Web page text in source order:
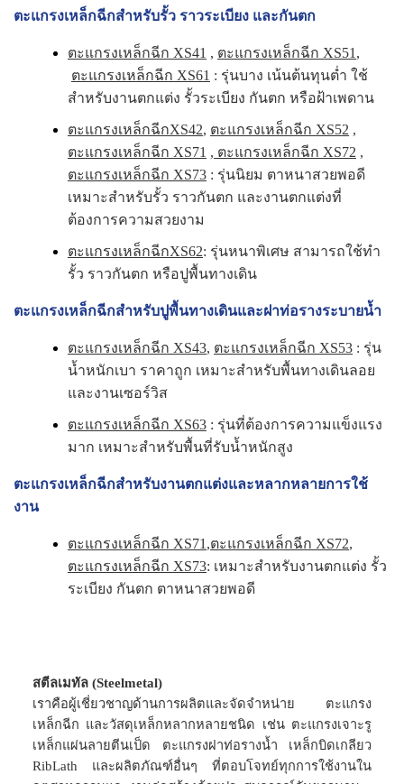
ตะแกรงเหล็กฉีกสำหรับรั้ว ราวระเบียง และกันตก
ตะแกรงเหล็กฉีก XS41 , ตะแกรงเหล็กฉีก XS51 ,
ตะแกรงเหล็กฉีก XS61 : รุ่นบาง เน้นต้นทุนต่ำ ใช้
สำหรับงานตกแต่ง รั้วระเบียง กันตก หรือฝ้าเพดาน
ตะแกรงเหล็กฉีกXS42, ตะแกรงเหล็กฉีก XS52 ,
ตะแกรงเหล็กฉีก XS71 , ตะแกรงเหล็กฉีก XS72 ,
ตะแกรงเหล็กฉีก XS73 : รุ่นนิยม ตาหนาสวยพอดี
เหมาะสำหรับรั้ว ราวกันตก และงานตกแต่งที่
ต้องการความสวยงาม
ตะแกรงเหล็กฉีกXS62: รุ่นหนาพิเศษ สามารถใช้ทำ
รั้ว ราวกันตก หรือปูพื้นทางเดิน
ตะแกรงเหล็กฉีกสำหรับปูพื้นทางเดินและฝาท่อรางระบายน้ำ
ตะแกรงเหล็กฉีก XS43, ตะแกรงเหล็กฉีก XS53 : รุ่น
น้ำหนักเบา ราคาถูก เหมาะสำหรับพื้นทางเดินลอย
และงานเซอร์วิส
ตะแกรงเหล็กฉีก XS63 : รุ่นที่ต้องการความแข็งแรง
มาก เหมาะสำหรับพื้นที่รับน้ำหนักสูง
ตะแกรงเหล็กฉีกสำหรับงานตกแต่งและหลากหลายการใช้
งาน
ตะแกรงเหล็กฉีก XS71 ,ตะแกรงเหล็กฉีก XS72,
ตะแกรงเหล็กฉีก XS73: เหมาะสำหรับงานตกแต่ง รั้ว
ระเบียง กันตก ตาหนาสวยพอดี
สตีลเมทัล (Steelmetal)
เราคือผู้เชี่ยวชาญด้านการผลิตและจัดจำหน่าย ตะแกรง
เหล็กฉีก และวัสดุเหล็กหลากหลายชนิด เช่น ตะแกรงเจาะรู
เหล็กแผ่นลายตีนเป็ด ตะแกรงฝาท่อรางน้ำ เหล็กบิดเกลียว
RibLath และผลิตภัณฑ์อื่นๆ ที่ตอบโจทย์ทุกการใช้งานใน